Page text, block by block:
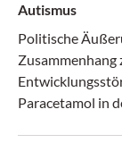
Autismus
Politische
Zusammenhang
Paracetamol in